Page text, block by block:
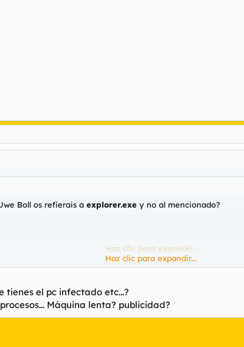
Boll os refierais a explorer.exe y no al mencionado?
Haz clic para expandir...
Haz clic para expandir...
tienes el pc infectado etc...?
Máquina lenta? publicidad?